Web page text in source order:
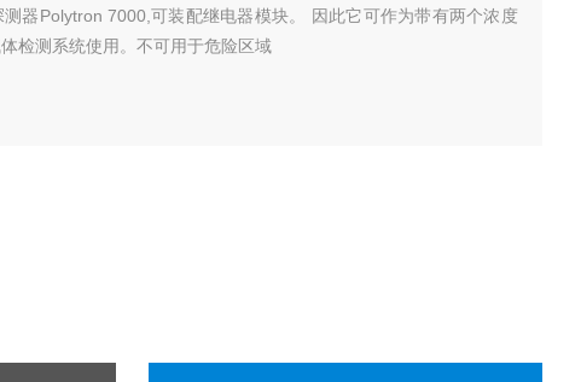
器Polytron 7000,可装配继电器模块。 因此它可作为带有两个浓度
检测系统使用。不可用于危险区域